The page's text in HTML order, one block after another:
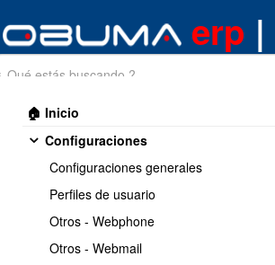
erp |
🏠 Inicio
Configuraciones
Configuraciones generales
Perfiles de usuario
Otros - Webphone
Otros - Webmail
Clientes/CRM - Newsletters